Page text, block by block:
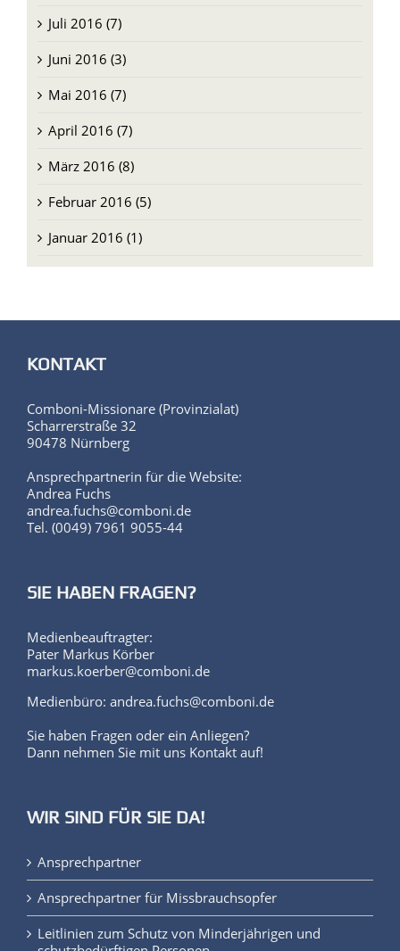
Juli 2016 (7)
Juni 2016 (3)
Mai 2016 (7)
April 2016 (7)
März 2016 (8)
Februar 2016 (5)
Januar 2016 (1)
KONTAKT
Comboni-Missionare (Provinzialat)
Scharrerstraße 32
90478 Nürnberg
Ansprechpartnerin für die Website:
Andrea Fuchs
andrea.fuchs@comboni.de
Tel. (0049) 7961 9055-44
SIE HABEN FRAGEN?
Medienbeauftragter:
Pater Markus Körber
markus.koerber@comboni.de
Medienbüro: andrea.fuchs@comboni.de
Sie haben Fragen oder ein Anliegen?
Dann nehmen Sie mit uns Kontakt auf!
WIR SIND FÜR SIE DA!
Ansprechpartner
Ansprechpartner für Missbrauchsopfer
Leitlinien zum Schutz von Minderjährigen und